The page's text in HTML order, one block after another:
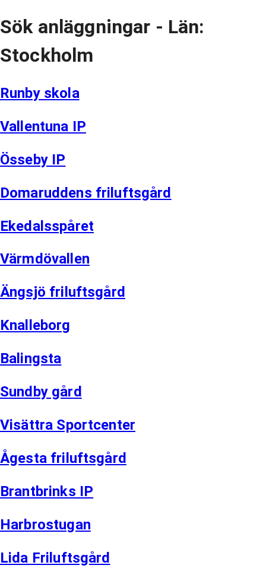
Sök anläggningar - Län:
Stockholm
Runby skola
Vallentuna IP
Össeby IP
Domaruddens friluftsgård
Ekedalsspåret
Värmdövallen
Ängsjö friluftsgård
Knalleborg
Balingsta
Sundby gård
Visättra Sportcenter
Ågesta friluftsgård
Brantbrinks IP
Harbrostugan
Lida Friluftsgård